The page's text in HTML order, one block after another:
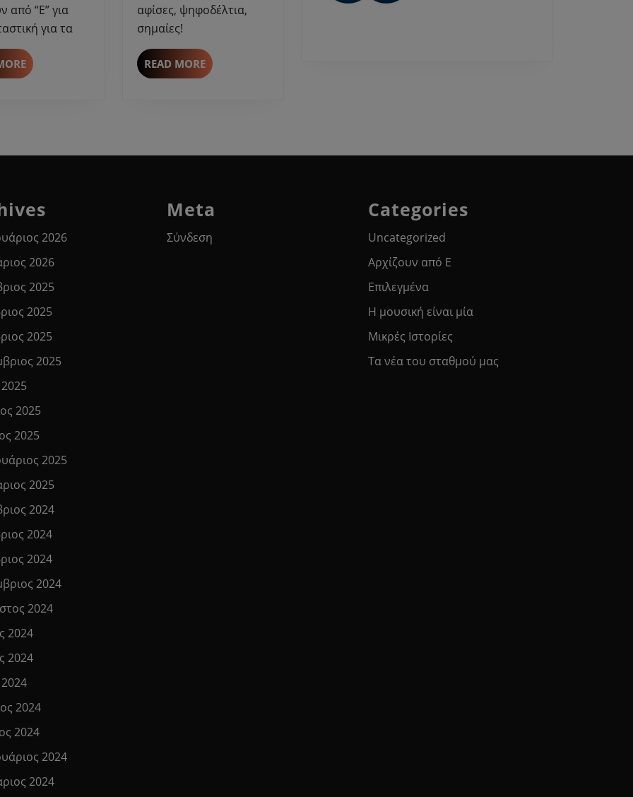
και
θέματα
επικαιρότητας.
από “Ε” για
για τα
READ
MORE
αφίσες, ψηφοδέλτια,
σημαίες!
READ MOREREAD
MORE
2026
2026
2025
2025
2025
2025
2025
2025
2025
2025
2024
2024
2024
2024
2024
2024
2024
2024
2024
2024
2024
Meta
Σύνδεση
Categories
Uncategorized
Αρχίζουν από Ε
Επιλεγμένα
Η μουσική είναι μία
Μικρές Ιστορίες
Τα νέα του σταθμού μας